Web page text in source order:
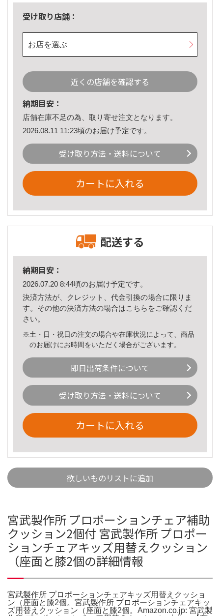
受け取り店舗：
お店を選ぶ
近くの店舗を確認する
納期目安：
店舗在庫不足の為、取り寄せ注文となります。
2026.08.11 11:23頃のお届け予定です。
受け取り方法・送料について
カートに入れる
配送する
納期目安：
2026.07.20 8:44頃のお届け予定です。
決済方法が、クレジット、代金引換の場合に限りま
す。その他の決済方法の場合はこちら をご確認くだ
さい。
※土・日・祝日の注文の場合や在庫状況によって、商品
のお届けにお時間をいただく場合がございます。
即日出荷条件について
受け取り方法・送料について
カートに入れる
欲しいものリストに追加
宮武製作所 プロポーションチェア補助
クッション2個付 宮武製作所 プロポー
ションチェアキッズ用替えクッション
（座面と膝2個の詳細情報
宮武製作所 プロポーションチェアキッズ用替えクッショ
ン（座面と膝2個。宮武製作所 プロポーションチェアキッ
ズ用替えクッション（座面と膝2個。Amazon.co.jp: 宮武製